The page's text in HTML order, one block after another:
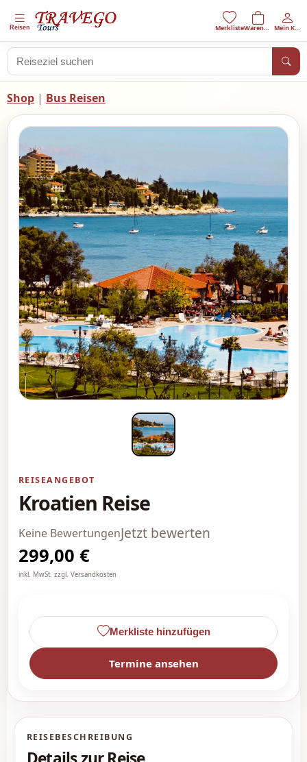
Reisen
Shop | Bus Reisen
REISEANGEBOT
Kroatien Reise
Keine BewertungenJetzt bewerten
299,00 €
inkl. MwSt. zzgl. Versandkosten
Merkliste hinzufügen
Termine ansehen
REISEBESCHREIBUNG